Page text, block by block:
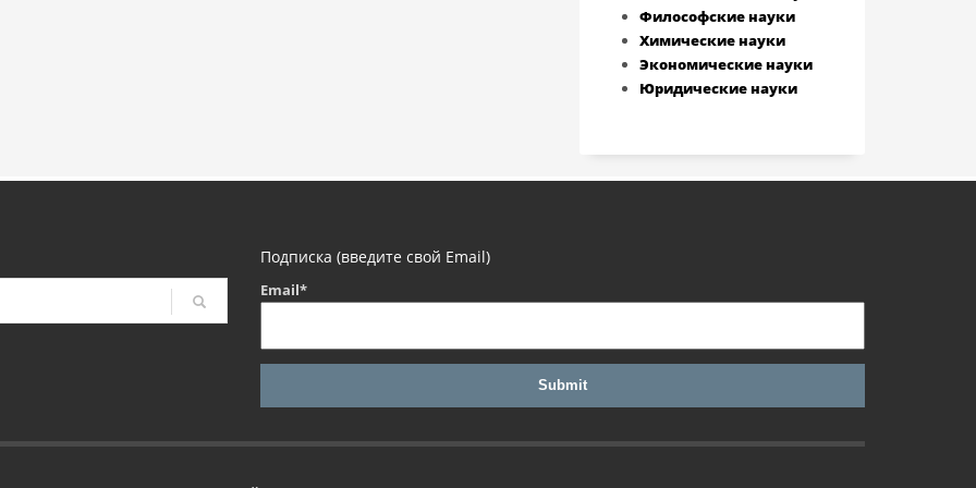
Философские науки
Химические науки
Экономические науки
Юридические науки
Подписка (введите свой Email)
Email*